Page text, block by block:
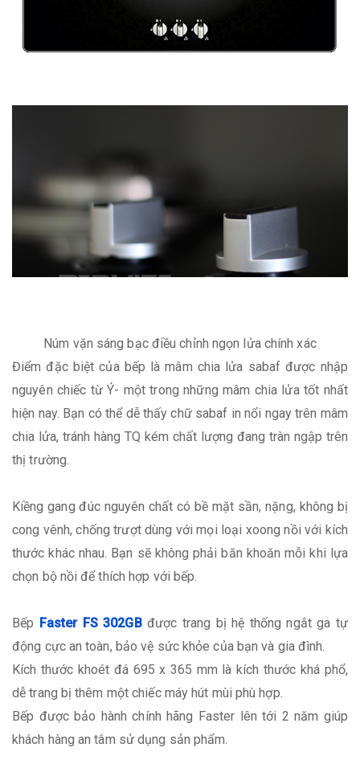
Núm vặn sáng bạc điều chỉnh ngọn lửa chính xác
Điểm đặc biệt của bếp là mâm chia lửa sabaf được nhập
nguyên chiếc từ Ý- một trong những mâm chia lửa tốt nhất
hiện nay. Bạn có thể dễ thấy chữ sabaf in nổi ngay trên mâm
chia lửa, tránh hàng TQ kém chất lượng đang tràn ngập trên
thị trường.
Kiềng gang đúc nguyên chất có bề mặt sần, nặng, không bị
cong vênh, chống trượt dùng với mọi loại xoong nồi với kích
thước khác nhau. Bạn sẽ không phải băn khoăn mỗi khi lựa
chọn bộ nồi để thích hợp với bếp.
Bếp Faster FS 302GB được trang bị hệ thống ngắt ga tự
động cực an toàn, bảo vệ sức khỏe của bạn và gia đình.
Kích thước khoét đá 695 x 365 mm là kích thước khá phổ,
dễ trang bị thêm một chiếc máy hút mùi phù hợp.
Bếp được bảo hành chính hãng Faster lên tới 2 năm giúp
khách hàng an tâm sử dụng sản phẩm.